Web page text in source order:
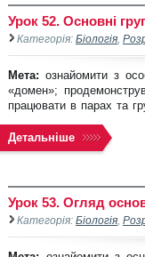
Урок 52. Основні
Категорія: Біологія
Мета: ознайомити з
«домен»;
працювати в парах та
Детальніше
Урок 53. Огляд
Категорія: Біологія